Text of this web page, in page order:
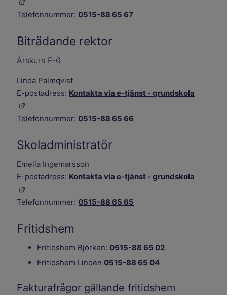
Telefonnummer:0515-88 65 67
Biträdande rektor
Årskurs F-6
Linda Palmqvist
E-postadress: Kontakta via e-tjänst - grundskola
Telefonnummer:0515-88 65 66
Skoladministratör
Emelia Ingemarsson
E-postadress: Kontakta via e-tjänst - grundskola
Telefonnummer:0515-88 65 65
Fritidshem
Fritidshem Björken:0515-88 65 02
Fritidshem Linden0515-88 65 04
Fakturafrågor gällande fritidshem